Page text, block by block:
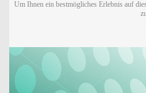
Um Ihnen ein bestmögliches Erlebnis auf